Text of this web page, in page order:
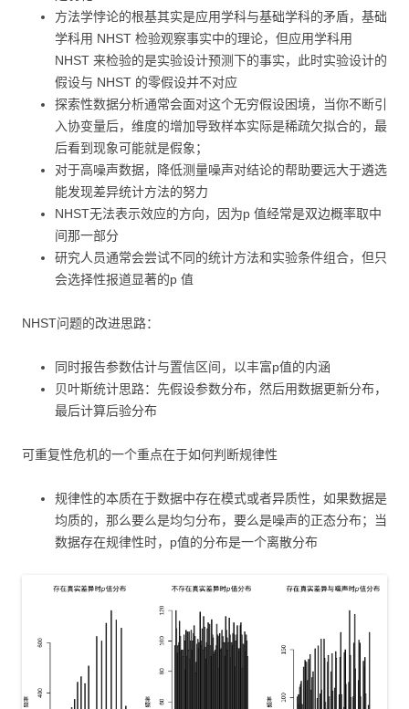
方法学悖论的根基其实是应用学科与基础学科的矛盾，基础
学科用 NHST 检验观察事实中的理论，但应用学科用
NHST 来检验的是实验设计预测下的事实，此时实验设计的
假设与 NHST 的零假设并不对应
探索性数据分析通常会面对这个无穷假设困境，当你不断引
入协变量后，维度的增加导致样本实际是稀疏欠拟合的，最
后看到现象可能就是假象；
对于高噪声数据，降低测量噪声对结论的帮助要远大于遴选
能发现差异统计方法的努力
NHST无法表示效应的方向，因为p 值经常是双边概率取中
间那一部分
研究人员通常会尝试不同的统计方法和实验条件组合，但只
会选择性报道显著的p 值
NHST问题的改进思路：
同时报告参数估计与置信区间，以丰富p值的内涵
贝叶斯统计思路：先假设参数分布，然后用数据更新分布，
最后计算后验分布
可重复性危机的一个重点在于如何判断规律性
规律性的本质在于数据中存在模式或者异质性，如果数据是
均质的，那么要么是均匀分布，要么是噪声的正态分布；当
数据存在规律性时，p值的分布是一个离散分布